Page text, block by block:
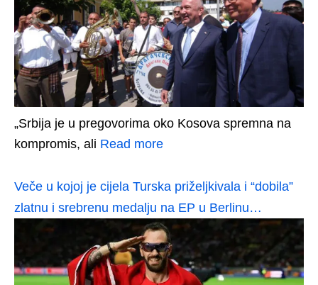
„Srbija je u pregovorima oko Kosova spremna na
kompromis, ali Read more
Veče u kojoj je cijela Turska priželjkivala i “dobila”
zlatnu i srebrenu medalju na EP u Berlinu…